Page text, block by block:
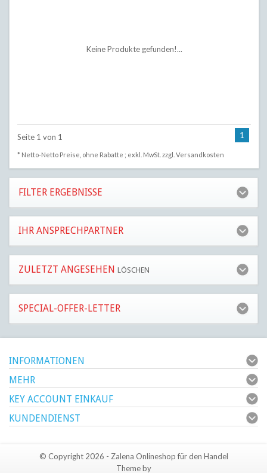
Keine Produkte gefunden!...
Seite 1 von 1 1
* Netto-Netto Preise, ohne Rabatte ; exkl. MwSt. zzgl. Versandkosten
FILTER ERGEBNISSE
IHR ANSPRECHPARTNER
ZULETZT ANGESEHEN LÖSCHEN
SPECIAL-OFFER-LETTER
INFORMATIONEN
MEHR
KEY ACCOUNT EINKAUF
KUNDENDIENST
© Copyright 2026 - Zalena Onlineshop für den Handel
Theme by